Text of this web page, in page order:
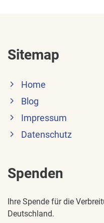
Sitemap
Home
Blog
Impressum
Datenschutz
Spenden
Ihre Spende für die
Deutschland.